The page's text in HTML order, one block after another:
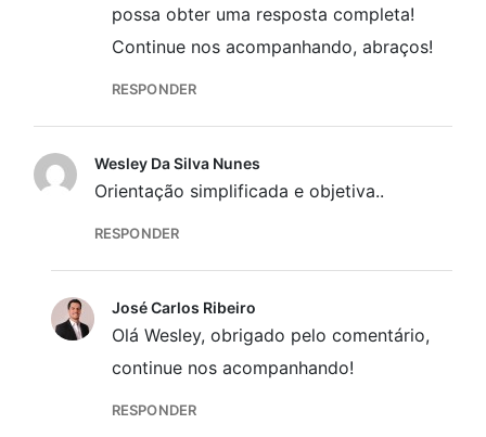
possa obter uma resposta completa!
Continue nos acompanhando, abraços!
RESPONDER
Wesley Da Silva Nunes
Orientação simplificada e objetiva..
RESPONDER
José Carlos Ribeiro
Olá Wesley, obrigado pelo comentário,
continue nos acompanhando!
RESPONDER